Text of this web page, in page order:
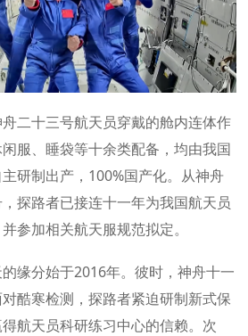
十三号航天员穿戴的舱内连体作
服、睡袋等十余类配备，均由我国
研制出产，100%国产化。从神舟
探路者已接连十一年为我国航天员
参加相关航天服规范拟定。
分始于2016年。彼时，神舟十一
酷寒检测，探路者紧迫研制新式保
航天员科研练习中心的信赖。次